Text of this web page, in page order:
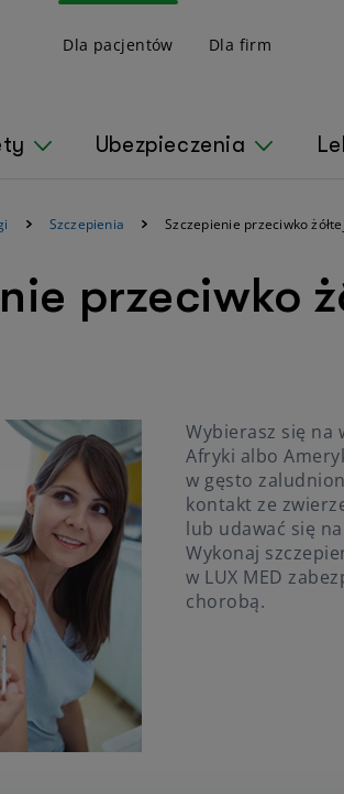
Dla pacjentów Dla firm
Ubezpieczenia
Szczepienia Szczepienie przeciwko
przeciwko
Wybierasz się na
Afryki albo
w gęsto
kontakt ze
lub udawać się
Wykonaj
w LUX MED
chorobą.